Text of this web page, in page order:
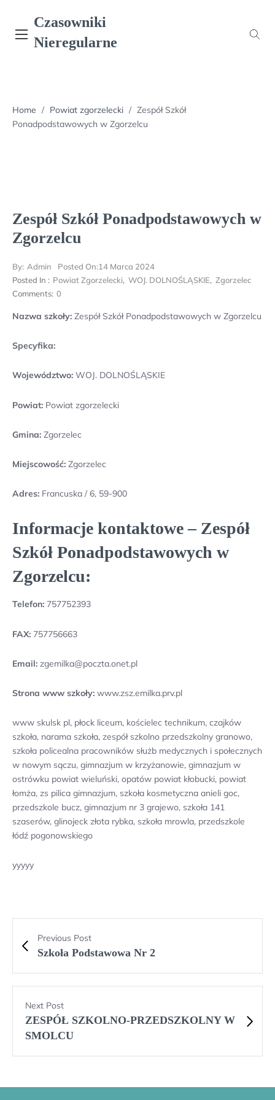
content
Czasowniki
Nieregularne
Home / Powiat zgorzelecki / Zespół Szkół
Ponadpodstawowych w Zgorzelcu
Zespół Szkół Ponadpodstawowych w
Zgorzelcu
By: Admin Posted On:14 Marca 2024
Posted In : Powiat Zgorzelecki, WOJ. DOLNOŚLĄSKIE, Zgorzelec
Comments: 0
Nazwa szkoły: Zespół Szkół Ponadpodstawowych w Zgorzelcu
Specyfika:
Województwo: WOJ. DOLNOŚLĄSKIE
Powiat: Powiat zgorzelecki
Gmina: Zgorzelec
Miejscowość: Zgorzelec
Adres: Francuska / 6, 59-900
Informacje kontaktowe – Zespół
Szkół Ponadpodstawowych w
Zgorzelcu:
Telefon: 757752393
FAX: 757756663
Email: zgemilka@poczta.onet.pl
Strona www szkoły: www.zsz.emilka.prv.pl
www skulsk pl, płock liceum, kościelec technikum, czajków
szkoła, narama szkoła, zespół szkolno przedszkolny granowo,
szkoła policealna pracowników służb medycznych i społecznych
w nowym sączu, gimnazjum w krzyżanowie, gimnazjum w
ostrówku powiat wieluński, opatów powiat kłobucki, powiat
łomża, zs pilica gimnazjum, szkoła kosmetyczna anieli goc,
przedszkole bucz, gimnazjum nr 3 grajewo, szkoła 141
szaserów, glinojeck złota rybka, szkoła mrowla, przedszkole
łódź pogonowskiego
yyyyy
Previous Post
Szkoła Podstawowa Nr 2
Next Post
ZESPÓŁ SZKOLNO-PRZEDSZKOLNY W
SMOLCU